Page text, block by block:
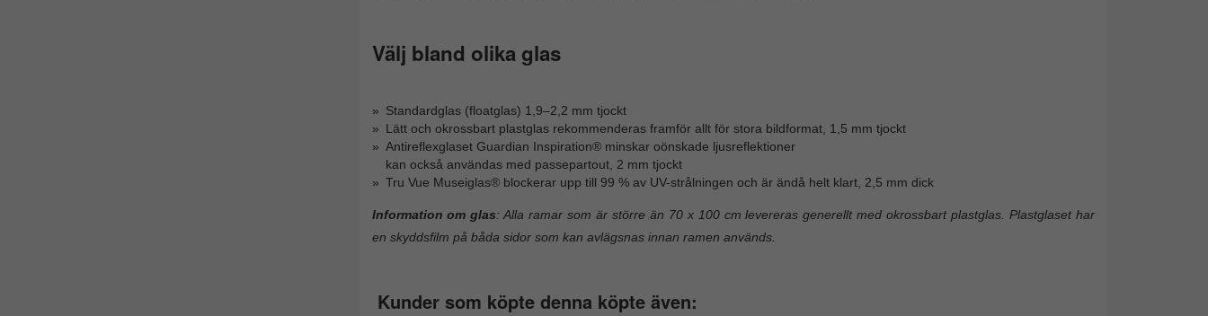
Välj bland olika glas
Standardglas (floatglas) 1,9–2,2 mm tjockt
Lätt och okrossbart plastglas rekommenderas framför allt för stora bildformat, 1,5 mm tjockt
Antireflexglaset Guardian Inspiration® minskar oönskade ljusreflektioner
kan också användas med passepartout, 2 mm tjockt
Tru Vue Museiglas® blockerar upp till 99 % av UV-strålningen och är ändå helt klart, 2,5 mm dick
Information om glas: Alla ramar som är större än 70 x 100 cm levereras generellt med okrossbart plastglas. Plastglaset har
en skyddsfilm på båda sidor som kan avlägsnas innan ramen används.
Kunder som köpte denna köpte även: